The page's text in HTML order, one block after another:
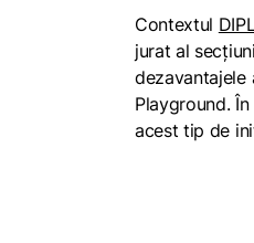
Contextul
jurat al
dezavantajele
Playground.
acest tip de